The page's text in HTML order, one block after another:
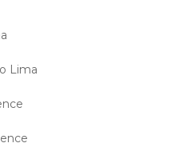
Lima